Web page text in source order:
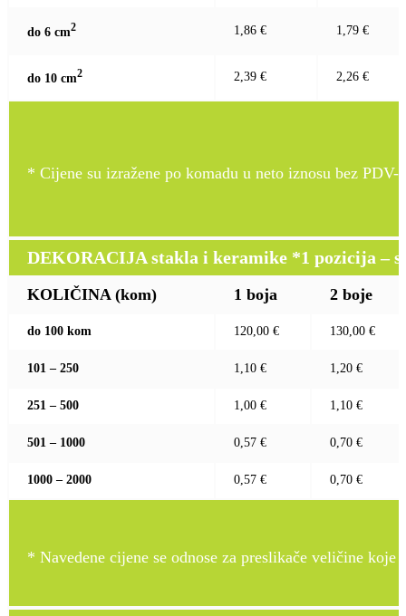
do 6 cm2 1,86 € 1,79 €
do 10 cm2 2,39 € 2,26 €
* Cijene su izražene po komadu u neto iznosu bez PDV-
DEKORACIJA stakla i keramike *1 pozicija –
KOLIČINA (kom) 1 boja 2 boje
do 100 kom 120,00 € 130,00 €
101 – 250 1,10 € 1,20 €
251 – 500 1,00 € 1,10 €
501 – 1000 0,57 € 0,70 €
1000 – 2000 0,57 € 0,70 €
* Navedene cijene se odnose za preslikače veličine